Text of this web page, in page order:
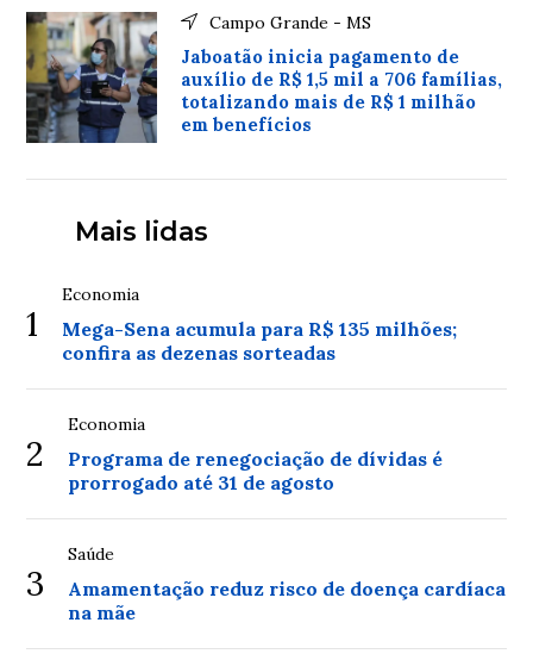
Campo Grande - MS
Jaboatão inicia pagamento de
auxílio de R$ 1,5 mil a 706 famílias,
totalizando mais de R$ 1 milhão
em benefícios
Mais lidas
1
Economia
Mega-Sena acumula para R$ 135 milhões;
confira as dezenas sorteadas
2
Economia
Programa de renegociação de dívidas é
prorrogado até 31 de agosto
3
Saúde
Amamentação reduz risco de doença cardíaca
na mãe